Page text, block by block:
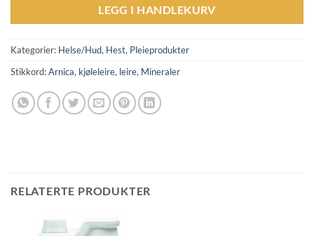
LEGG I HANDLEKURV
Kategorier: Helse/Hud, Hest, Pleieprodukter
Stikkord:Arnica, kjøleleire, leire, Mineraler
RELATERTE PRODUKTER